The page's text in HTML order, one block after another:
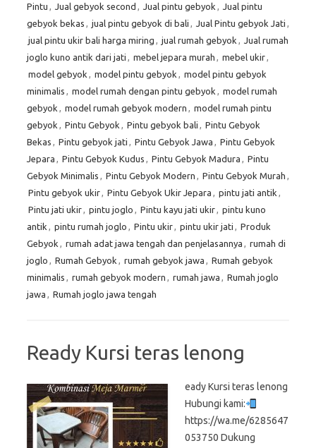
Pintu , Jual gebyok second , Jual pintu gebyok , Jual pintu
gebyok bekas , jual pintu gebyok di bali , Jual Pintu gebyok Jati ,
jual pintu ukir bali harga miring , jual rumah gebyok , Jual rumah
joglo kuno antik dari jati , mebel jepara murah , mebel ukir,
model gebyok , model pintu gebyok , model pintu gebyok
minimalis , model rumah dengan pintu gebyok , model rumah
gebyok , model rumah gebyok modern , model rumah pintu
gebyok , Pintu Gebyok , Pintu gebyok bali , Pintu Gebyok
Bekas , Pintu gebyok jati , Pintu Gebyok Jawa , Pintu Gebyok
Jepara , Pintu Gebyok Kudus , Pintu Gebyok Madura , Pintu
Gebyok Minimalis , Pintu Gebyok Modern , Pintu Gebyok Murah ,
Pintu gebyok ukir, Pintu Gebyok Ukir Jepara , pintu jati antik ,
Pintu jati ukir, pintu joglo , Pintu kayu jati ukir, pintu kuno
antik , pintu rumah joglo , Pintu ukir, pintu ukir jati , Produk
Gebyok , rumah adat jawa tengah dan penjelasannya , rumah di
joglo , Rumah Gebyok , rumah gebyok jawa , Rumah gebyok
minimalis , rumah gebyok modern , rumah jawa , Rumah joglo
jawa , Rumah joglo jawa tengah
Ready Kursi teras lenong
eady Kursi teras lenong
Hubungi kami:
https://wa.me/6285647
053750 Dukung